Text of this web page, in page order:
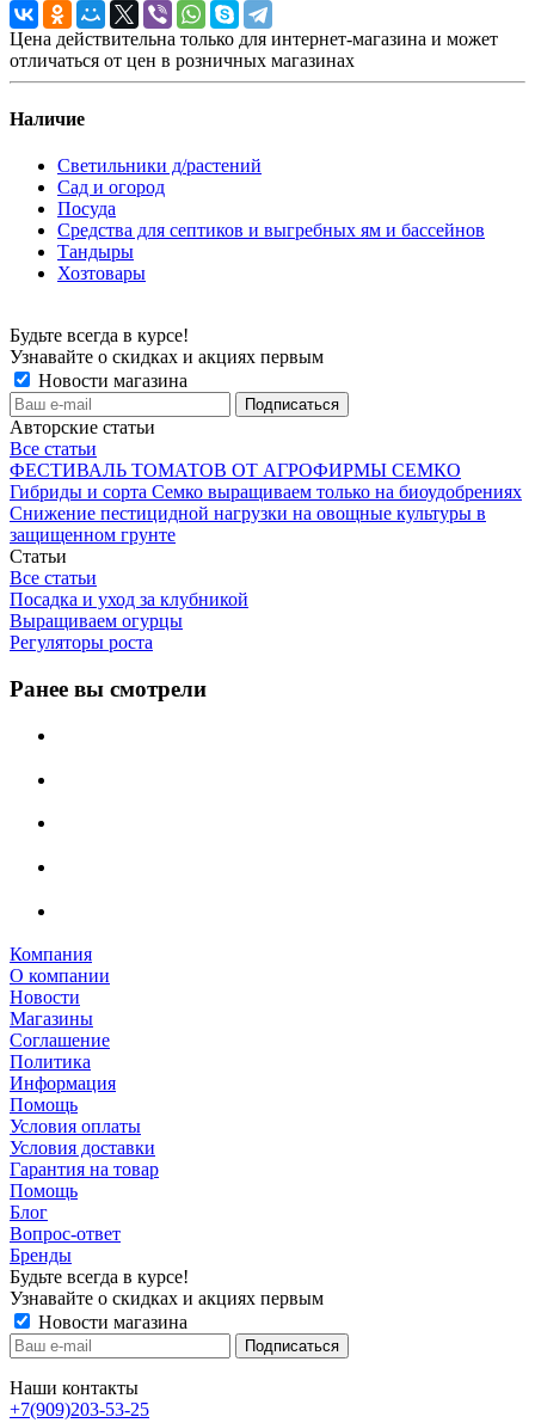
Цена действительна только для интернет-магазина и может
отличаться от цен в розничных магазинах
Наличие
Светильники д/растений
Сад и огород
Посуда
Средства для септиков и выгребных ям и бассейнов
Тандыры
Хозтовары
Будьте всегда в курсе!
Узнавайте о скидках и акциях первым
Новости магазина
Авторские статьи
Все статьи
ФЕСТИВАЛЬ ТОМАТОВ ОТ АГРОФИРМЫ СЕМКО
Гибриды и сорта Семко выращиваем только на биоудобрениях
Снижение пестицидной нагрузки на овощные культуры в
защищенном грунте
Статьи
Все статьи
Посадка и уход за клубникой
Выращиваем огурцы
Регуляторы роста
Ранее вы смотрели
Компания
О компании
Новости
Магазины
Соглашение
Политика
Информация
Помощь
Условия оплаты
Условия доставки
Гарантия на товар
Помощь
Блог
Вопрос-ответ
Бренды
Будьте всегда в курсе!
Узнавайте о скидках и акциях первым
Новости магазина
Наши контакты
+7(909)203-53-25